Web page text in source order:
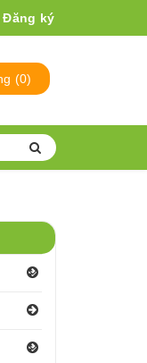
Đăng ký
(0)